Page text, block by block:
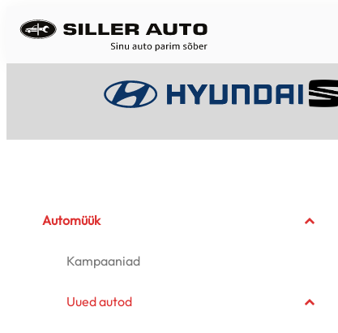
sisu
Automüük
Kampaaniad
Uued autod